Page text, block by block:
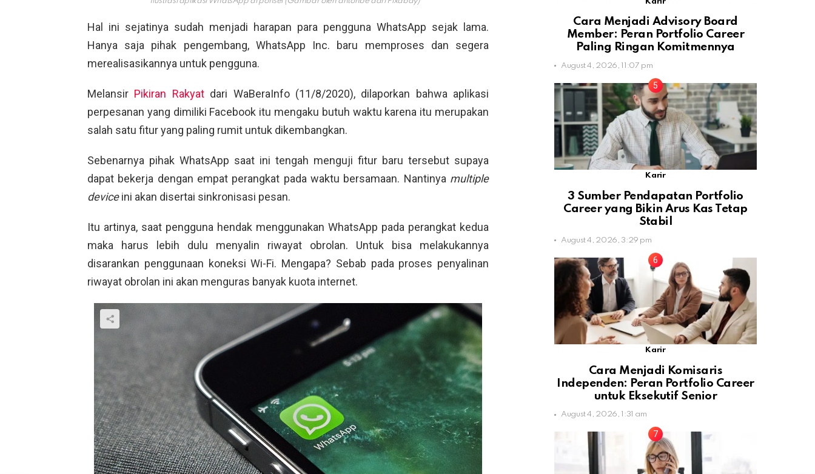
Hal ini sejatinya sudah menjadi harapan para pengguna WhatsApp sejak lama.
Hanya saja pihak pengembang, WhatsApp Inc. baru memproses dan segera
merealisasikannya untuk pengguna.
Melansir Pikiran Rakyatdari WaBeraInfo (11/8/2020), dilaporkan bahwa aplikasi
perpesanan yang dimiliki Facebook itu mengaku butuh waktu karena itu merupakan
salah satu fitur yang paling rumit untuk dikembangkan.
Sebenarnya pihak WhatsApp saat ini tengah menguji fitur baru tersebut supaya
dapat bekerja dengan empat perangkat pada waktu bersamaan. Nantinya multiple
deviceini akan disertai sinkronisasi pesan.
Itu artinya, saat pengguna hendak menggunakan WhatsApp pada perangkat kedua
maka harus lebih dulu menyalin riwayat obrolan. Untuk bisa melakukannya
disarankan penggunaan koneksi Wi-Fi. Mengapa? Sebab pada proses penyalinan
riwayat obrolan ini akan menguras banyak kuota internet.
Cara Menjadi Advisory Board
Member: Peran Portfolio Career
Paling Ringan Komitmennya
August 4, 2026, 11:07 pm
Karir
3 Sumber Pendapatan Portfolio
Career yang Bikin Arus Kas Tetap
Stabil
August 4, 2026, 3:29 pm
Karir
Cara Menjadi Komisaris
Independen: Peran Portfolio Career
untuk Eksekutif Senior
August 4, 2026, 1:31 am